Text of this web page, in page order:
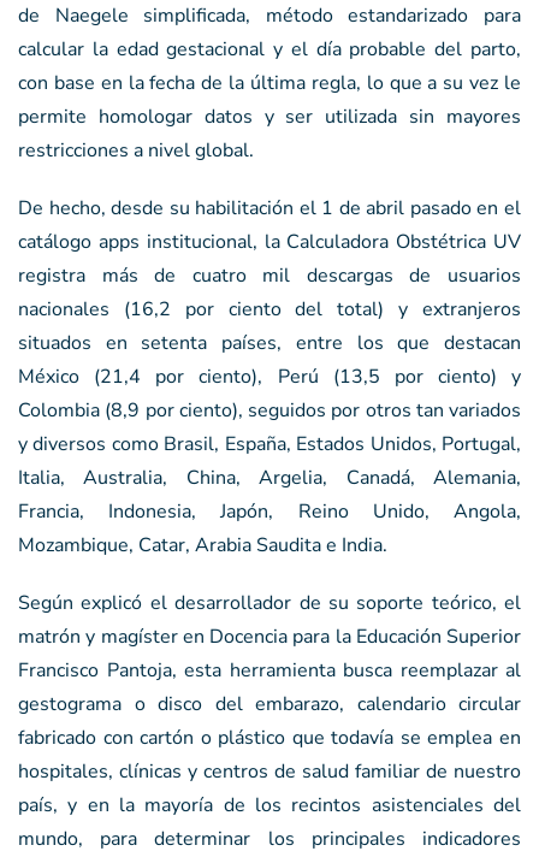
de Naegele simplificada, método estandarizado para
calcular la edad gestacional y el día probable del parto,
con base en la fecha de la última regla, lo que a su vez le
permite homologar datos y ser utilizada sin mayores
restricciones a nivel global.
De hecho, desde su habilitación el 1 de abril pasado en el
catálogo apps institucional, la Calculadora Obstétrica UV
registra más de cuatro mil descargas de usuarios
nacionales (16,2 por ciento del total) y extranjeros
situados en setenta países, entre los que destacan
México (21,4 por ciento), Perú (13,5 por ciento) y
Colombia (8,9 por ciento), seguidos por otros tan variados
y diversos como Brasil, España, Estados Unidos, Portugal,
Italia, Australia, China, Argelia, Canadá, Alemania,
Francia, Indonesia, Japón, Reino Unido, Angola,
Mozambique, Catar, Arabia Saudita e India.
Según explicó el desarrollador de su soporte teórico, el
matrón y magíster en Docencia para la Educación Superior
Francisco Pantoja, esta herramienta busca reemplazar al
gestograma o disco del embarazo, calendario circular
fabricado con cartón o plástico que todavía se emplea en
hospitales, clínicas y centros de salud familiar de nuestro
país, y en la mayoría de los recintos asistenciales del
mundo, para determinar los principales indicadores